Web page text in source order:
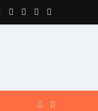
कारीगरों को किया